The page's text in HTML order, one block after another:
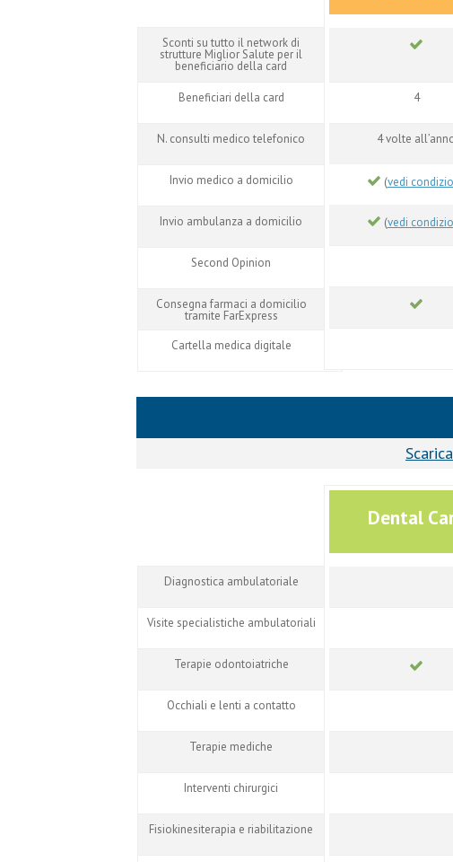
Sconti su tutto il network di
strutture Miglior Salute per il
beneficiario della card
Beneficiari della card
N. consulti medico telefonico
Invio medico a domicilio
Invio ambulanza a domicilio
Second Opinion
Consegna farmaci a domicilio
tramite FarExpress
Cartella medica digitale
4
4 volte
(vedi
(vedi
Diagnostica ambulatoriale
Visite specialistiche ambulatoriali
Terapie odontoiatriche
Occhiali e lenti a contatto
Terapie mediche
Interventi chirurgici
Fisiokinesiterapia e riabilitazione
Dental